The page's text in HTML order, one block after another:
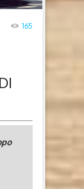
165